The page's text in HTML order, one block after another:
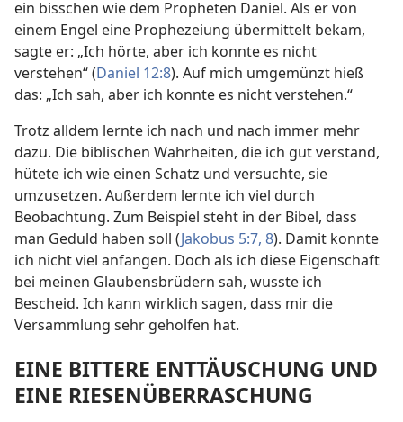
ein bisschen wie dem Propheten Daniel. Als er von
einem Engel eine Prophezeiung übermittelt bekam,
sagte er: „Ich hörte, aber ich konnte es nicht
verstehen“ (Daniel 12:8). Auf mich umgemünzt hieß
das: „Ich sah, aber ich konnte es nicht verstehen.“
Trotz alldem lernte ich nach und nach immer mehr
dazu. Die biblischen Wahrheiten, die ich gut verstand,
hütete ich wie einen Schatz und versuchte, sie
umzusetzen. Außerdem lernte ich viel durch
Beobachtung. Zum Beispiel steht in der Bibel, dass
man Geduld haben soll (Jakobus 5:7, 8). Damit konnte
ich nicht viel anfangen. Doch als ich diese Eigenschaft
bei meinen Glaubensbrüdern sah, wusste ich
Bescheid. Ich kann wirklich sagen, dass mir die
Versammlung sehr geholfen hat.
EINE BITTERE ENTTÄUSCHUNG UND
EINE RIESENÜBERRASCHUNG